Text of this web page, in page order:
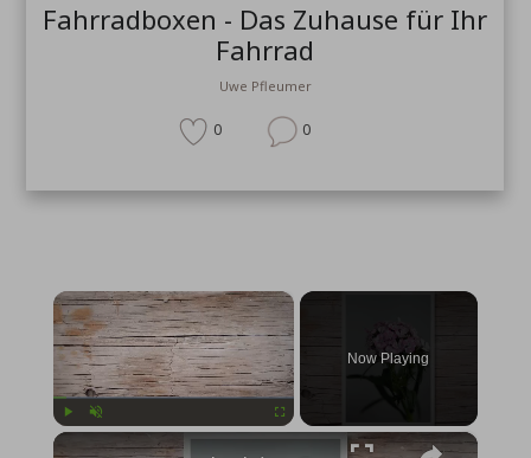
Fahrradboxen - Das Zuhause für Ihr
Fahrrad
Uwe Pfleumer
0 0
×
Now Playing
×